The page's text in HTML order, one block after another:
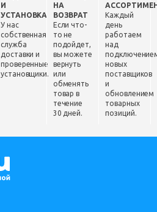
И
УСТАНОВКА
У нас
собственная
служба
доставки и
проверенные
установщики.
НА
ВОЗВРАТ
Если что-
то не
подойдет,
вы можете
вернуть
или
обменять
товар в
течение
30 дней.
Каждый
день
работаем
над
новых
поставщиков
и
обновлением
товарных
позиций.